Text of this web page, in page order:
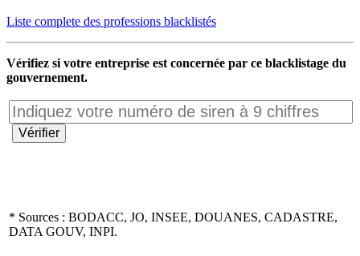
Liste complete des professions blacklistés
Vérifiez si votre entreprise est concernée par ce blacklistage du
gouvernement.
* Sources : BODACC, JO, INSEE, DOUANES, CADASTRE,
DATA GOUV, INPI.